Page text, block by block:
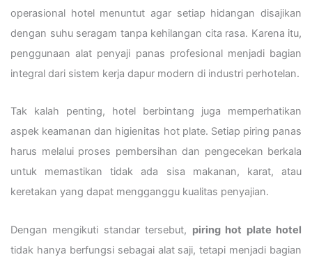
operasional hotel menuntut agar setiap hidangan disajikan
dengan suhu seragam tanpa kehilangan cita rasa. Karena itu,
penggunaan alat penyaji panas profesional menjadi bagian
integral dari sistem kerja dapur modern di industri perhotelan.
Tak kalah penting, hotel berbintang juga memperhatikan
aspek keamanan dan higienitas hot plate. Setiap piring panas
harus melalui proses pembersihan dan pengecekan berkala
untuk memastikan tidak ada sisa makanan, karat, atau
keretakan yang dapat mengganggu kualitas penyajian.
Dengan mengikuti standar tersebut, piring hot plate hotel
tidak hanya berfungsi sebagai alat saji, tetapi menjadi bagian